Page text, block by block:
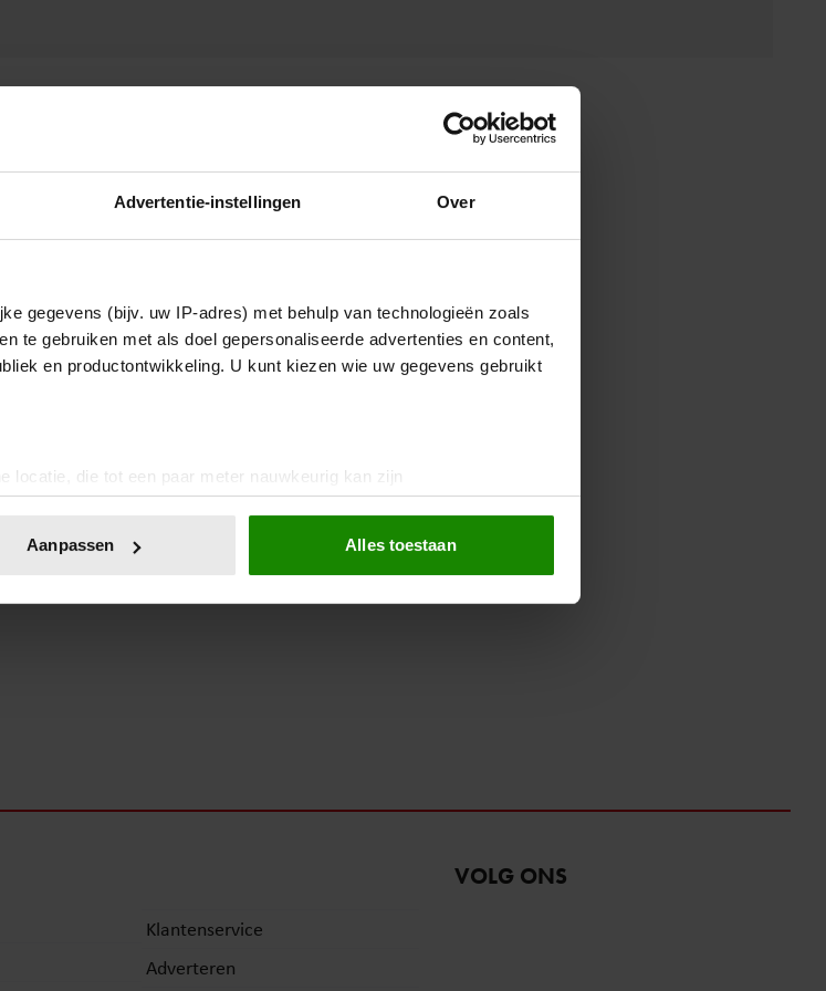
Advertentie-instellingen Over
gegevens (bijv. uw IP-adres) met behulp van technologieën zoals
te gebruiken met als doel gepersonaliseerde advertenties en content,
en productontwikkeling. U kunt kiezen wie uw gegevens gebruikt
locatie, die tot een paar meter nauwkeurig kan zijn
op specifieke eigenschappen (fingerprinting)
de Cookieverklaring.
personaliseren, om functies voor social media te bieden en om ons
Aanpassen Alles toestaan
Klantenservice
Adverteren
VOLG ONS